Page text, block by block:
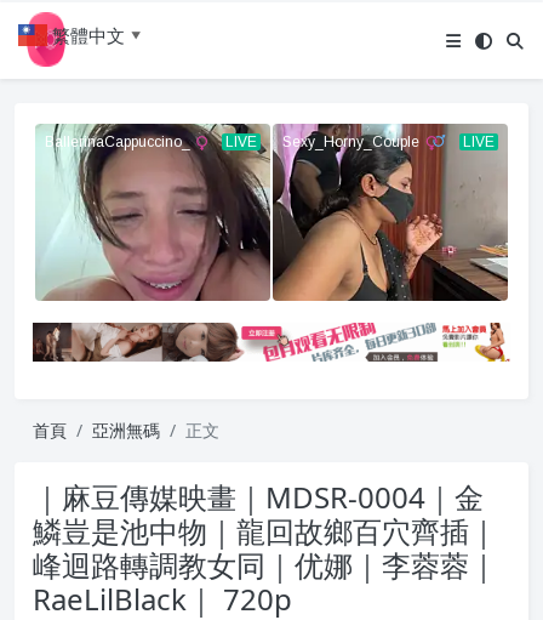
首頁 亞洲無碼 正文
｜麻豆傳媒映畫｜MDSR-0004｜金
鱗豈是池中物｜龍回故鄉百穴齊插｜
峰迴路轉調教女同｜优娜｜李蓉蓉｜
RaeLilBlack｜ 720p
繁體中文 ▼